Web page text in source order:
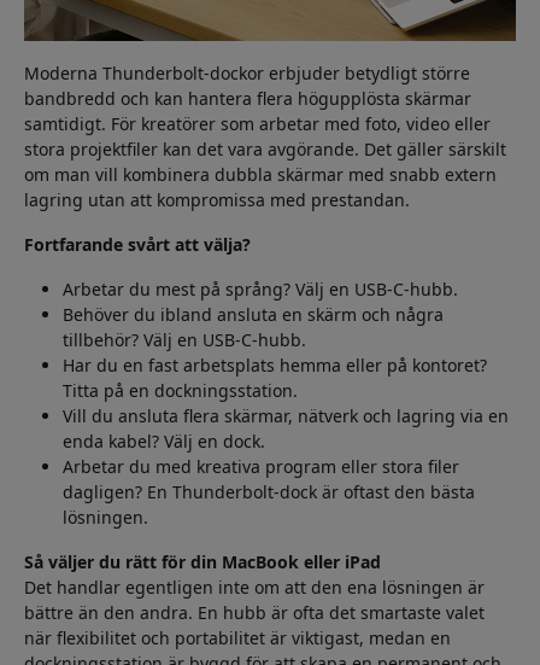
Moderna Thunderbolt-dockor erbjuder betydligt större
bandbredd och kan hantera flera högupplösta skärmar
samtidigt. För kreatörer som arbetar med foto, video eller
stora projektfiler kan det vara avgörande. Det gäller särskilt
om man vill kombinera dubbla skärmar med snabb extern
lagring utan att kompromissa med prestandan.
Fortfarande svårt att välja?
Arbetar du mest på språng? Välj en USB-C-hubb.
Behöver du ibland ansluta en skärm och några
tillbehör? Välj en USB-C-hubb.
Har du en fast arbetsplats hemma eller på kontoret?
Titta på en dockningsstation.
Vill du ansluta flera skärmar, nätverk och lagring via en
enda kabel? Välj en dock.
Arbetar du med kreativa program eller stora filer
dagligen? En Thunderbolt-dock är oftast den bästa
lösningen.
Så väljer du rätt för din MacBook eller iPad
Det handlar egentligen inte om att den ena lösningen är
bättre än den andra. En hubb är ofta det smartaste valet
när flexibilitet och portabilitet är viktigast, medan en